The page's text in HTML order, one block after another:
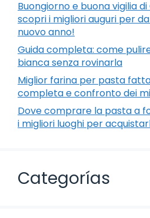
Buongiorno e buona vigilia
scopri i migliori auguri per
nuovo anno!
Guida completa: come
bianca senza rovinarla
Miglior farina per pasta
completa e confronto dei
Dove comprare la pasta a
i migliori luoghi per
Categorías